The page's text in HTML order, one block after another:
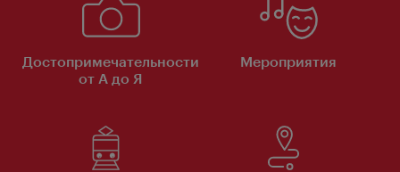
Достопримечательности
от А до Я
Мероприятия